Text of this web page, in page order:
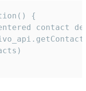
{
contact